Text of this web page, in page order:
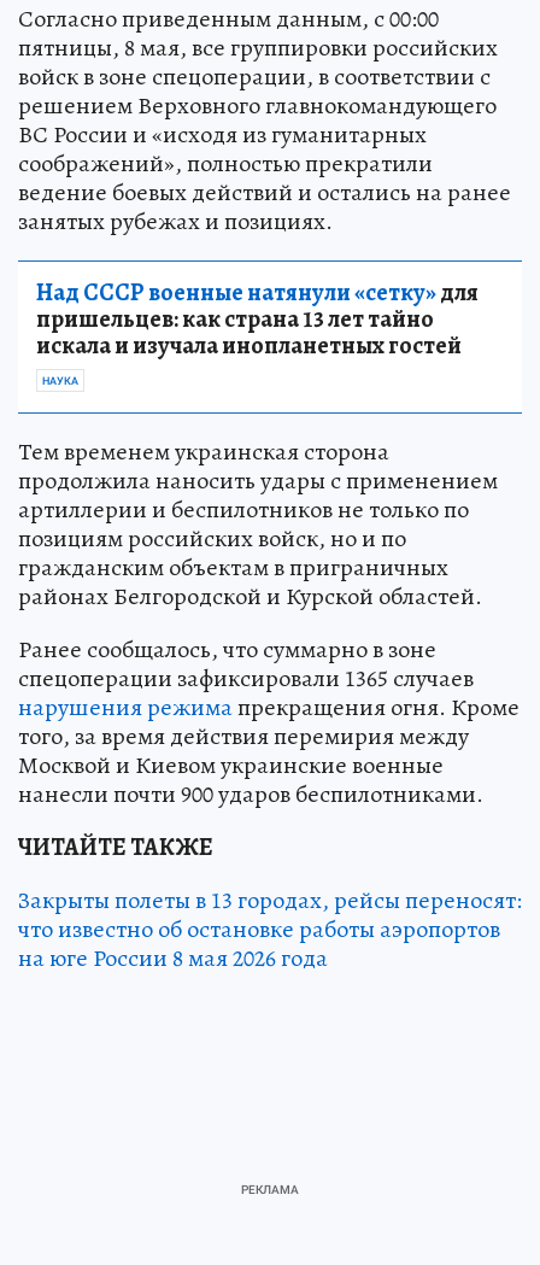
Согласно приведенным данным, с 00:00
пятницы, 8 мая, все группировки российских
войск в зоне спецоперации, в соответствии с
решением Верховного главнокомандующего
ВС России и «исходя из гуманитарных
соображений», полностью прекратили
ведение боевых действий и остались на ранее
занятых рубежах и позициях.
Над СССР военные натянули «сетку»для
пришельцев: как страна 13 лет тайно
искала и изучала инопланетных гостей
НАУКА
Тем временем украинская сторона
продолжила наносить удары с применением
артиллерии и беспилотников не только по
позициям российских войск, но и по
гражданским объектам в приграничных
районах Белгородской и Курской областей.
Ранее сообщалось, что суммарно в зоне
спецоперации зафиксировали 1365 случаев
нарушения режимапрекращения огня. Кроме
того, за время действия перемирия между
Москвой и Киевом украинские военные
нанесли почти 900 ударов беспилотниками.
ЧИТАЙТЕ ТАКЖЕ
Закрыты полеты в 13 городах, рейсы переносят:
что известно об остановке работы аэропортов
на юге России 8 мая 2026 года